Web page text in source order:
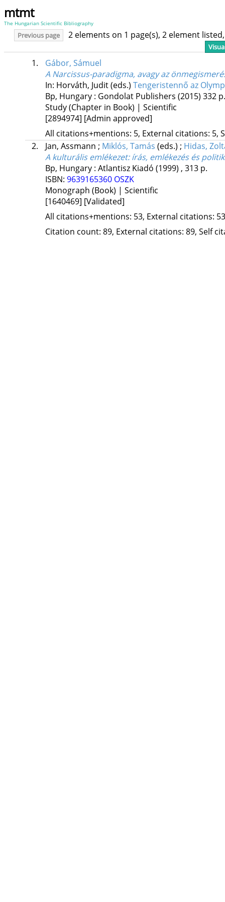
mtmt
The Hungarian Scientific Bibliography
Previous page 2 elements on 1 page(s), 2 element
1.
Gábor, Sámuel
A Narcissus-paradigma, avagy az
In: Horváth, Judit (eds.) Tengeristennő az
Bp, Hungary : Gondolat Publishers (2015) 332 p.
Study (Chapter in Book) | Scientific
[2894974] [Admin approved]
All citations+mentions: 5, External citations: 5,
2.
Jan, Assmann ; Miklós, Tamás (eds.) ; Hidas,
A kulturális emlékezet: írás, emlékezés és
Bp, Hungary : Atlantisz Kiadó (1999) , 313 p.
ISBN: 9639165360 OSZK
Monograph (Book) | Scientific
[1640469] [Validated]
All citations+mentions: 53, External citations:
Citation count: 89, External citations: 89, Self